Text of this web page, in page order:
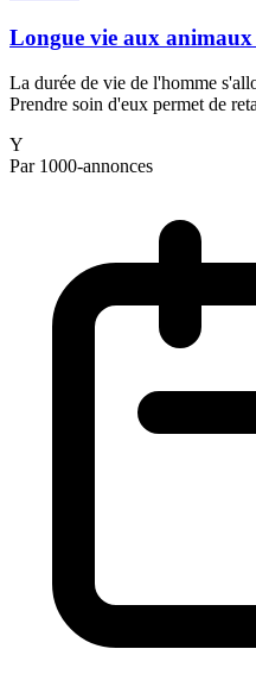
Longue vie aux animaux
La durée de vie de l'homme
Prendre soin d'eux permet de
Y
Par 1000-annonces